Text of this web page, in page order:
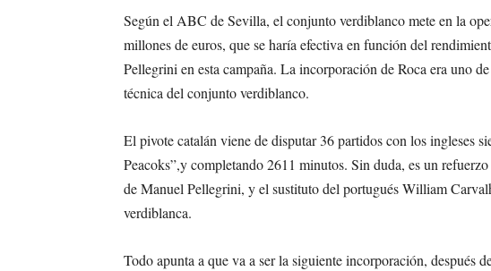
Según el ABC de Sevilla, el conjunto verdiblanco mete en la
millones de euros, que se haría efectiva en función del
Pellegrini en esta campaña. La incorporación de Roca era uno
técnica del conjunto verdiblanco.
El pivote catalán viene de disputar 36 partidos con los ingleses
Peacoks”,y completando 2611 minutos. Sin duda, es un
de Manuel Pellegrini, y el sustituto del portugués William
verdiblanca.
Todo apunta a que va a ser la siguiente incorporación, después